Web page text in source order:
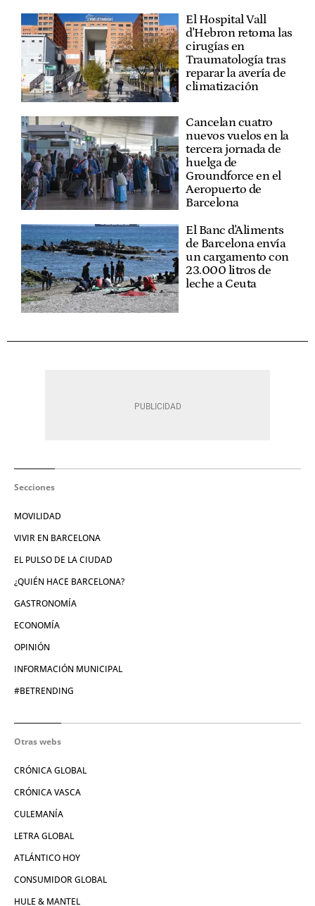
El Hospital Vall
d'Hebron retoma las
cirugías en
Traumatología tras
reparar la avería de
climatización
Cancelan cuatro
nuevos vuelos en la
tercera jornada de
huelga de
Groundforce en el
Aeropuerto de
Barcelona
El Banc d'Aliments
de Barcelona envía
un cargamento con
23.000 litros de
leche a Ceuta
Secciones
MOVILIDAD
VIVIR EN BARCELONA
EL PULSO DE LA CIUDAD
¿QUIÉN HACE BARCELONA?
GASTRONOMÍA
ECONOMÍA
OPINIÓN
INFORMACIÓN MUNICIPAL
#BETRENDING
Otras webs
CRÓNICA GLOBAL
CRÓNICA VASCA
CULEMANÍA
LETRA GLOBAL
ATLÁNTICO HOY
CONSUMIDOR GLOBAL
HULE & MANTEL